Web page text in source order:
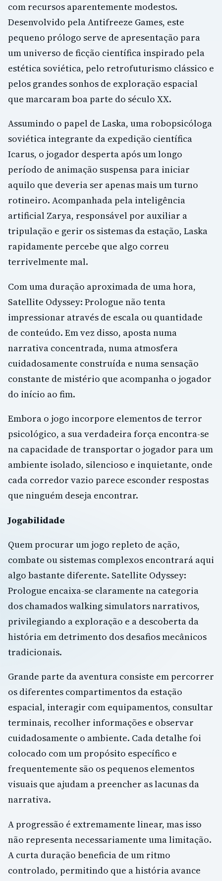
com recursos aparentemente modestos.
Desenvolvido pela Antifreeze Games, este
pequeno prólogo serve de apresentação para
um universo de ficção científica inspirado pela
estética soviética, pelo retrofuturismo clássico e
pelos grandes sonhos de exploração espacial
que marcaram boa parte do século XX.
Assumindo o papel de Laska, uma robopsicóloga
soviética integrante da expedição científica
Icarus, o jogador desperta após um longo
período de animação suspensa para iniciar
aquilo que deveria ser apenas mais um turno
rotineiro. Acompanhada pela inteligência
artificial Zarya, responsável por auxiliar a
tripulação e gerir os sistemas da estação, Laska
rapidamente percebe que algo correu
terrivelmente mal.
Com uma duração aproximada de uma hora,
Satellite Odyssey: Prologue não tenta
impressionar através de escala ou quantidade
de conteúdo. Em vez disso, aposta numa
narrativa concentrada, numa atmosfera
cuidadosamente construída e numa sensação
constante de mistério que acompanha o jogador
do início ao fim.
Embora o jogo incorpore elementos de terror
psicológico, a sua verdadeira força encontra-se
na capacidade de transportar o jogador para um
ambiente isolado, silencioso e inquietante, onde
cada corredor vazio parece esconder respostas
que ninguém deseja encontrar.
Jogabilidade
Quem procurar um jogo repleto de ação,
combate ou sistemas complexos encontrará aqui
algo bastante diferente. Satellite Odyssey:
Prologue encaixa-se claramente na categoria
dos chamados walking simulators narrativos,
privilegiando a exploração e a descoberta da
história em detrimento dos desafios mecânicos
tradicionais.
Grande parte da aventura consiste em percorrer
os diferentes compartimentos da estação
espacial, interagir com equipamentos, consultar
terminais, recolher informações e observar
cuidadosamente o ambiente. Cada detalhe foi
colocado com um propósito específico e
frequentemente são os pequenos elementos
visuais que ajudam a preencher as lacunas da
narrativa.
A progressão é extremamente linear, mas isso
não representa necessariamente uma limitação.
A curta duração beneficia de um ritmo
controlado, permitindo que a história avance